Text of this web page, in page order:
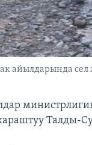
айылдарында сел
Талды-